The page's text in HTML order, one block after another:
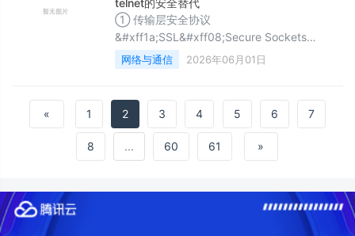
&#xff0c;能
telnet的安全替代
① 传输层安全协议
&#xff1a;SSL&#xff08;Secure Sockets
Layer&#xff09;已淘汰&#xff08;SSL 3.0于
2015年被RFC 7568弃用
Layer Security&#xff09;是其继任者&#xff08;
当前主流为TLS 1.2/1.3&#xff09;&#xff0c;工作
网络与通信 2026年06月01日
« 1 2 3 4 5 6 7
8 ... 60 61 »